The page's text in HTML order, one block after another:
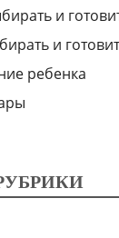
и
и
ребенка